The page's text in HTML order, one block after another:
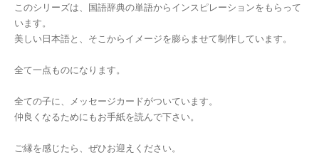
このシリーズは、国語辞典の単語からインスピレーションをもらって
います。
美しい日本語と、そこからイメージを膨らませて制作しています。
全て一点ものになります。
全ての子に、メッセージカードがついています。
仲良くなるためにもお手紙を読んで下さい。
ご縁を感じたら、ぜひお迎えください。